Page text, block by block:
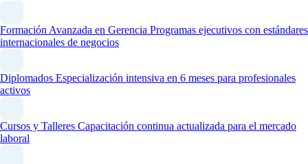
Formación Avanzada en Gerencia Programas ejecutivos con estándares
internacionales de negocios
Diplomados Especialización intensiva en 6 meses para profesionales
activos
Cursos y Talleres Capacitación continua actualizada para el mercado
laboral